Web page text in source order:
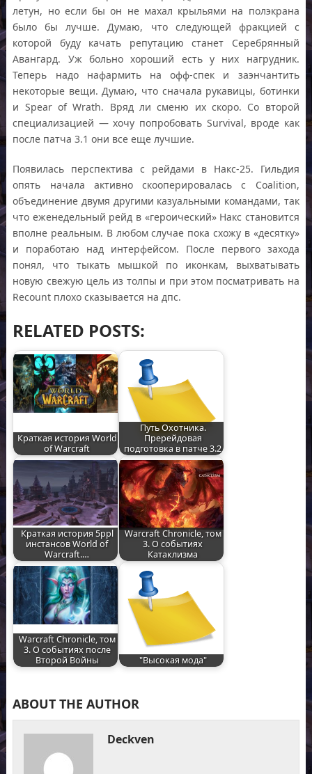
летун, но если бы он не махал крыльями на полэкрана
было бы лучше. Думаю, что следующей фракцией с
которой буду качать репутацию станет Серебрянный
Авангард. Уж больно хороший есть у них нагрудник.
Теперь надо нафармить на офф-спек и заэнчантить
некоторые вещи. Думаю, что сначала рукавицы, ботинки
и Spear of Wrath. Вряд ли сменю их скоро. Со второй
специализацией — хочу попробовать Survival, вроде как
после патча 3.1 они все еще лучшие.
Появилась перспектива с рейдами в Накс-25. Гильдия
опять начала активно скооперировалась с Coalition,
объединение двумя другими казуальными командами, так
что еженедельный рейд в «героический» Накс становится
вполне реальным. В любом случае пока схожу в «десятку»
и поработаю над интерфейсом. После первого захода
понял, что тыкать мышкой по иконкам, выхватывать
новую свежую цель из толпы и при этом посматривать на
Recount плохо сказывается на дпс.
RELATED POSTS:
Краткая история World
of Warcraft
Путь Охотника.
Пререйдовая
подготовка в патче 3.2
Краткая история 5ppl
инстансов World of
Warcraft.…
Warcraft Chronicle, том
3. О событиях
Катаклизма
Warcraft Chronicle, том
3. О событиях после
Второй Войны
"Высокая мода"
ABOUT THE AUTHOR
Deckven